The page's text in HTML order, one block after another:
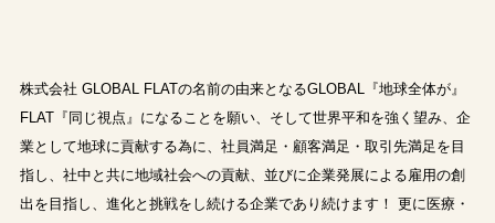
株式会社 GLOBAL FLATの名前の由来となるGLOBAL『地球全体が』
FLAT『同じ視点』になることを願い、そして世界平和を強く望み、企
業として地球に貢献する為に、社員満足・顧客満足・取引先満足を目
指し、社中と共に地域社会への貢献、並びに企業発展による雇用の創
出を目指し、進化と挑戦をし続ける企業であり続けます！ 更に医療・